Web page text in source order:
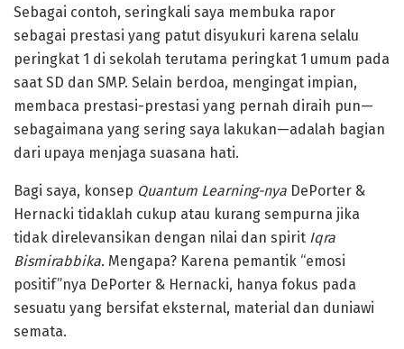
Sebagai contoh, seringkali saya membuka rapor
sebagai prestasi yang patut disyukuri karena selalu
peringkat 1 di sekolah terutama peringkat 1 umum pada
saat SD dan SMP. Selain berdoa, mengingat impian,
membaca prestasi-prestasi yang pernah diraih pun—
sebagaimana yang sering saya lakukan—adalah bagian
dari upaya menjaga suasana hati.
Bagi saya, konsep Quantum Learning-nya DePorter &
Hernacki tidaklah cukup atau kurang sempurna jika
tidak direlevansikan dengan nilai dan spirit Iqra
Bismirabbika. Mengapa? Karena pemantik “emosi
positif”nya DePorter & Hernacki, hanya fokus pada
sesuatu yang bersifat eksternal, material dan duniawi
semata.